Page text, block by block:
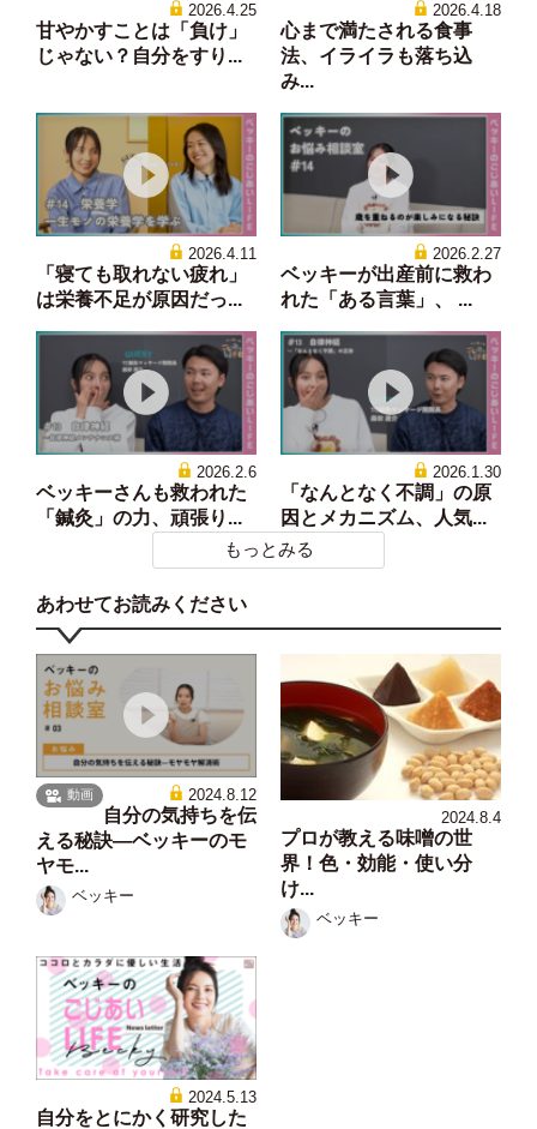
2026.4.25
甘やかすことは「負け」
じゃない？自分をすり...
2026.4.18
心まで満たされる食事
法、イライラも落ち込
み...
2026.4.11
「寝ても取れない疲れ」
は栄養不足が原因だっ...
2026.2.27
ベッキーが出産前に救わ
れた「ある言葉」、 ...
2026.2.6
ベッキーさんも救われた
「鍼灸」の力、頑張り...
2026.1.30
「なんとなく不調」の原
因とメカニズム、人気...
もっとみる
あわせてお読みください
動画 2024.8.12
自分の気持ちを伝
える秘訣—ベッキーのモ
ヤモ...
ベッキー
2024.8.4
プロが教える味噌の世
界！色・効能・使い分
け...
ベッキー
2024.5.13
自分をとにかく研究した